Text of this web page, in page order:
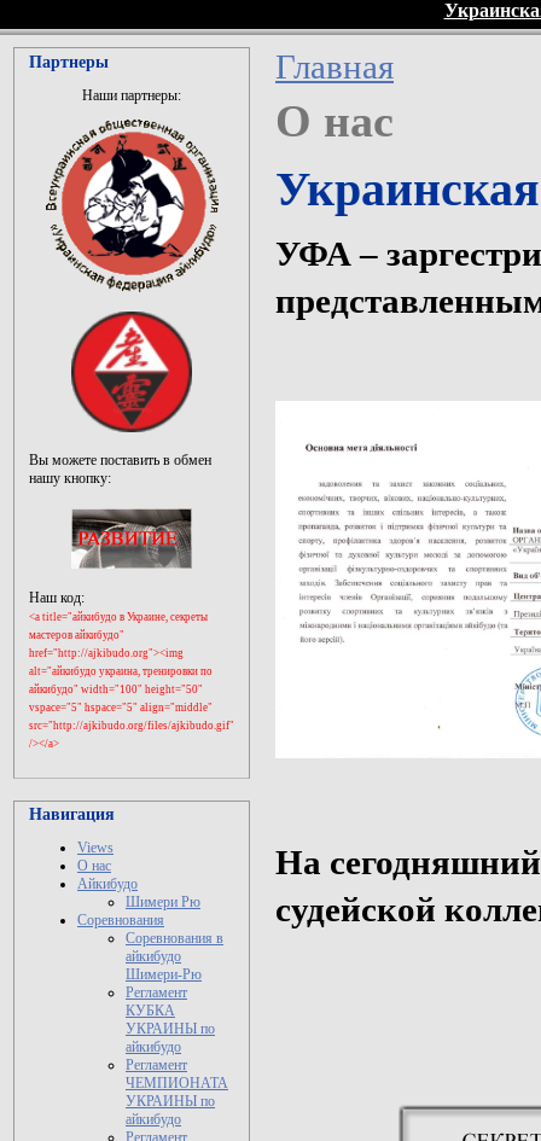
Партнеры
Наши партнеры:
Вы можете поставить в обмен
нашу кнопку:
Наш код:
<a title="айкибудо в Украине, секреты
мастеров айкибудо"
href="http://ajkibudo.org"><img
alt="айкибудо украина, тренировки по
айкибудо" width="100" height="50"
vspace="5" hspace="5" align="middle"
src="http://ajkibudo.org/files/ajkibudo.gif"
/></a>
Навигация
Views
О нас
Айкибудо
Шимери Рю
Соревнования
Соревнования в
айкибудо
Шимери-Рю
Регламент
КУБКА
УКРАИНЫ по
айкибудо
Регламент
ЧЕМПИОНАТА
УКРАИНЫ по
айкибудо
Регламент
Главная
О нас
УФА –
На сегодняшний
судейской